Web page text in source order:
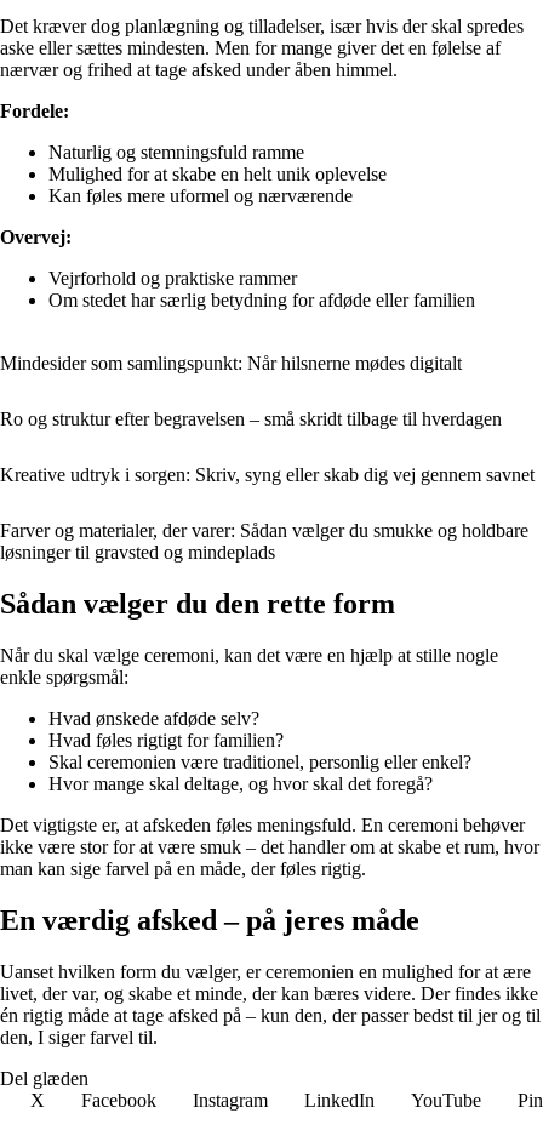
Det kræver dog planlægning og tilladelser, især hvis der skal spredes
aske eller sættes mindesten. Men for mange giver det en følelse af
nærvær og frihed at tage afsked under åben himmel.
Fordele:
Naturlig og stemningsfuld ramme
Mulighed for at skabe en helt unik oplevelse
Kan føles mere uformel og nærværende
Overvej:
Vejrforhold og praktiske rammer
Om stedet har særlig betydning for afdøde eller familien
Mindesider som samlingspunkt: Når hilsnerne mødes digitalt
Ro og struktur efter begravelsen – små skridt tilbage til hverdagen
Kreative udtryk i sorgen: Skriv, syng eller skab dig vej gennem savnet
Farver og materialer, der varer: Sådan vælger du smukke og holdbare
løsninger til gravsted og mindeplads
Sådan vælger du den rette form
Når du skal vælge ceremoni, kan det være en hjælp at stille nogle
enkle spørgsmål:
Hvad ønskede afdøde selv?
Hvad føles rigtigt for familien?
Skal ceremonien være traditionel, personlig eller enkel?
Hvor mange skal deltage, og hvor skal det foregå?
Det vigtigste er, at afskeden føles meningsfuld. En ceremoni behøver
ikke være stor for at være smuk – det handler om at skabe et rum, hvor
man kan sige farvel på en måde, der føles rigtig.
En værdig afsked – på jeres måde
Uanset hvilken form du vælger, er ceremonien en mulighed for at ære
livet, der var, og skabe et minde, der kan bæres videre. Der findes ikke
én rigtig måde at tage afsked på – kun den, der passer bedst til jer og til
den, I siger farvel til.
Del glæden
X
Facebook Instagram LinkedIn YouTube